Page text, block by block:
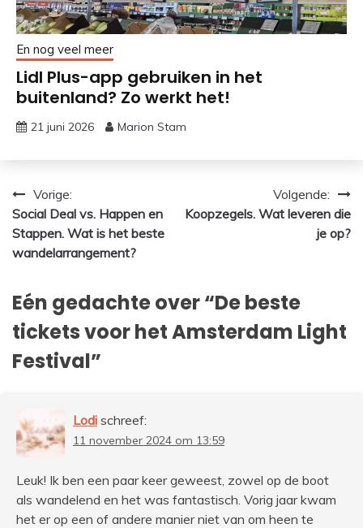
En nog veel meer
Lidl Plus-app gebruiken in het
buitenland? Zo werkt het!
21 juni 2026 Marion Stam
Bericht
navigatie
Vorige:
Social Deal vs. Happen en
Stappen. Wat is het beste
wandelarrangement?
Volgende:
Koopzegels. Wat leveren die
je op?
Eén gedachte over “De beste
tickets voor het Amsterdam Light
Festival”
Lodi schreef:
11 november 2024 om 13:59
Leuk! Ik ben een paar keer geweest, zowel op de boot
als wandelend en het was fantastisch. Vorig jaar kwam
het er op een of andere manier niet van om heen te